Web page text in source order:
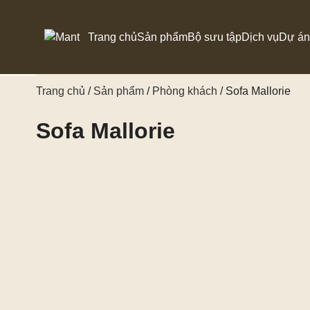
Trang chủSản phẩmBộ sưu tậpDịch vụDự án
Trang chủ / Sản phẩm / Phòng khách / Sofa Mallorie
Sofa Mallorie